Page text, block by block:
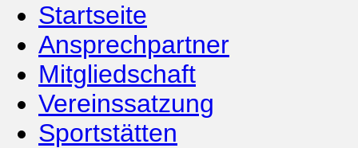
Startseite
Ansprechpartner
Mitgliedschaft
Vereinssatzung
Sportstätten